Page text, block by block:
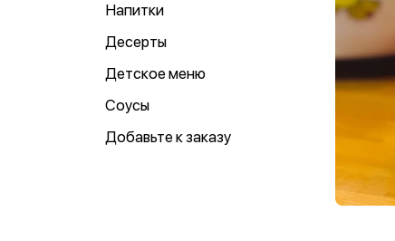
Напитки
Десерты
Детское меню
Соусы
Добавьте к заказу